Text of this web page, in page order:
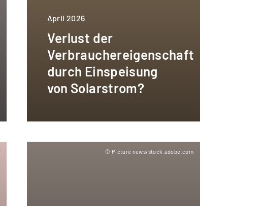
April 2026
Verlust der
Verbrauchereigenschaft
durch Einspeisung
von Solarstrom?
© Picture news/stock.adobe.com